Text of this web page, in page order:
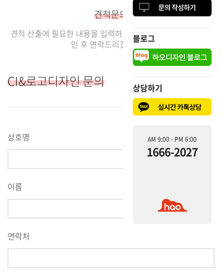
블로그
상담하기
AM 9:00 - PM 6:00
1666-2027
블로그
상담하기
AM 9:00 - PM 6:00
1666-2027
견적문의
견적 산출에 필요한 내용을 입력하여 주시면 빠른 시일내에 확
인 후 연락드리겠습니다.
CI&로고디자인 문의
상호명
이름
연락처